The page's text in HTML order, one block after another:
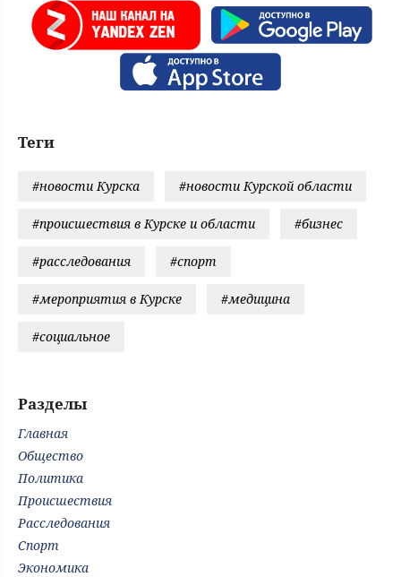
Теги
#новости Курска #новости Курской области
#происшествия в Курске и области #бизнес
#расследования #спорт
#мероприятия в Курске #медицина
#социальное
Разделы
Главная
Общество
Политика
Происшествия
Расследования
Спорт
Экономика